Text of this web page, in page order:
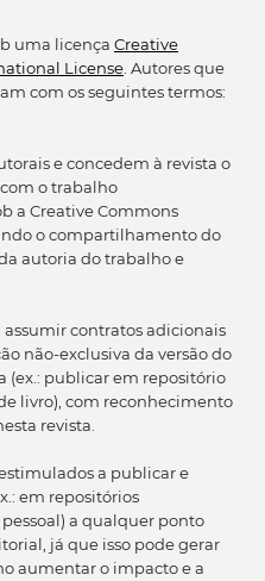
uma licença Creative
License. Autores que
com os seguintes termos:
e concedem à revista o
o trabalho
a Creative Commons
o compartilhamento do
autoria do trabalho e
contratos adicionais
não-exclusiva da versão do
(ex.: publicar em repositório
livro), com reconhecimento
revista.
a publicar e
em repositórios
a qualquer ponto
já que isso pode gerar
aumentar o impacto e a